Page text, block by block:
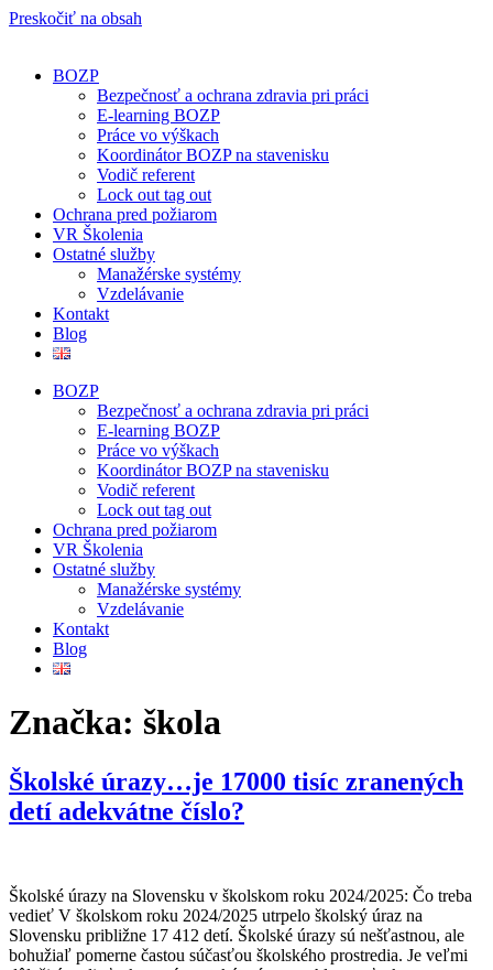
Preskočiť na obsah
BOZP
Bezpečnosť a ochrana zdravia pri práci
E-learning BOZP
Práce vo výškach
Koordinátor BOZP na stavenisku
Vodič referent
Lock out tag out
Ochrana pred požiarom
VR Školenia
Ostatné služby
Manažérske systémy
Vzdelávanie
Kontakt
Blog
BOZP
Bezpečnosť a ochrana zdravia pri práci
E-learning BOZP
Práce vo výškach
Koordinátor BOZP na stavenisku
Vodič referent
Lock out tag out
Ochrana pred požiarom
VR Školenia
Ostatné služby
Manažérske systémy
Vzdelávanie
Kontakt
Blog
Značka: škola
Školské úrazy…je 17000 tisíc zranených
detí adekvátne číslo?
Školské úrazy na Slovensku v školskom roku 2024/2025: Čo treba
vedieť V školskom roku 2024/2025 utrpelo školský úraz na
Slovensku približne 17 412 detí. Školské úrazy sú nešťastnou, ale
bohužiaľ pomerne častou súčasťou školského prostredia. Je veľmi